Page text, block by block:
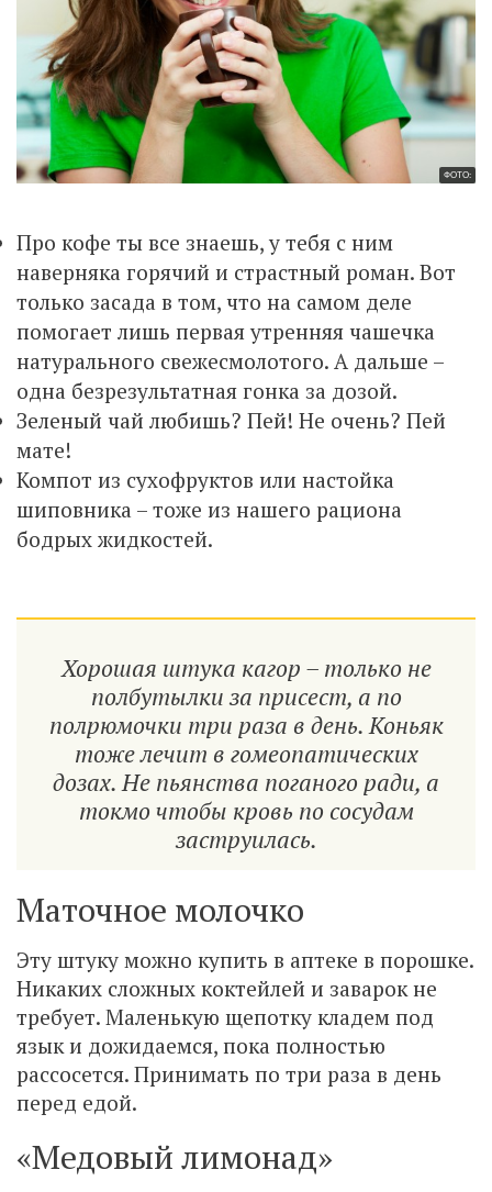
ФОТО:
Про кофе ты все знаешь, у тебя с ним
наверняка горячий и страстный роман. Вот
только засада в том, что на самом деле
помогает лишь первая утренняя чашечка
натурального свежесмолотого. А дальше –
одна безрезультатная гонка за дозой.
Зеленый чай любишь? Пей! Не очень? Пей
мате!
Компот из сухофруктов или настойка
шиповника – тоже из нашего рациона
бодрых жидкостей.
Хорошая штука кагор – только не
полбутылки за присест, а по
полрюмочки три раза в день. Коньяк
тоже лечит в гомеопатических
дозах. Не пьянства поганого ради, а
токмо чтобы кровь по сосудам
заструилась.
Маточное молочко
Эту штуку можно купить в аптеке в порошке.
Никаких сложных коктейлей и заварок не
требует. Маленькую щепотку кладем под
язык и дожидаемся, пока полностью
рассосется. Принимать по три раза в день
перед едой.
«Медовый лимонад»